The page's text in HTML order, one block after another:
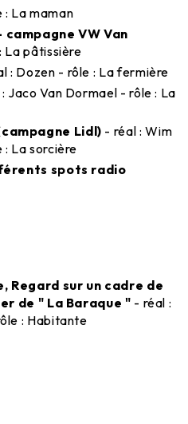
: La maman
VW Van
La pâtissière
: Dozen - rôle : La fermière
Jaco Van Dormael - rôle : La
Lidl) - réal : Wim
: La sorcière
spots radio
Regard sur un cadre de
de " La Baraque " - réal :
: Habitante